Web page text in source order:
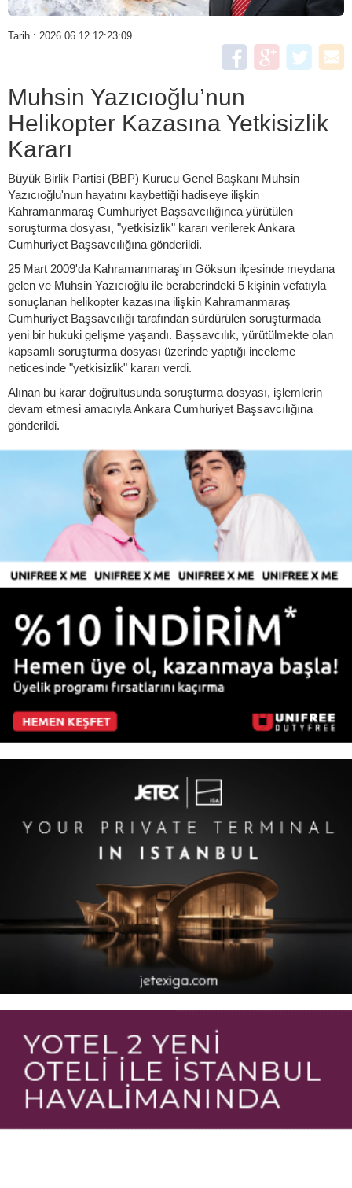
Tarih : 2026.06.12 12:23:09
Muhsin Yazıcıoğlu’nun
Helikopter Kazasına Yetkisizlik
Kararı
Büyük Birlik Partisi (BBP) Kurucu Genel Başkanı Muhsin
Yazıcıoğlu'nun hayatını kaybettiği hadiseye ilişkin
Kahramanmaraş Cumhuriyet Başsavcılığınca yürütülen
soruşturma dosyası, "yetkisizlik" kararı verilerek Ankara
Cumhuriyet Başsavcılığına gönderildi.
25 Mart 2009'da Kahramanmaraş'ın Göksun ilçesinde meydana
gelen ve Muhsin Yazıcıoğlu ile beraberindeki 5 kişinin vefatıyla
sonuçlanan helikopter kazasına ilişkin Kahramanmaraş
Cumhuriyet Başsavcılığı tarafından sürdürülen soruşturmada
yeni bir hukuki gelişme yaşandı. Başsavcılık, yürütülmekte olan
kapsamlı soruşturma dosyası üzerinde yaptığı inceleme
neticesinde "yetkisizlik" kararı verdi.
Alınan bu karar doğrultusunda soruşturma dosyası, işlemlerin
devam etmesi amacıyla Ankara Cumhuriyet Başsavcılığına
gönderildi.